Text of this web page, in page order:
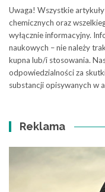
Uwaga! Wszystkie
chemicznych oraz
wyłącznie informacyjny.
naukowych – nie należy
kupna lub/i stosowania.
odpowiedzialności za
substancji opisywanych w
Reklama